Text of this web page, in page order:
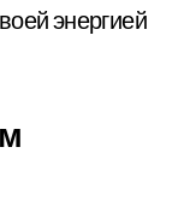
энергией